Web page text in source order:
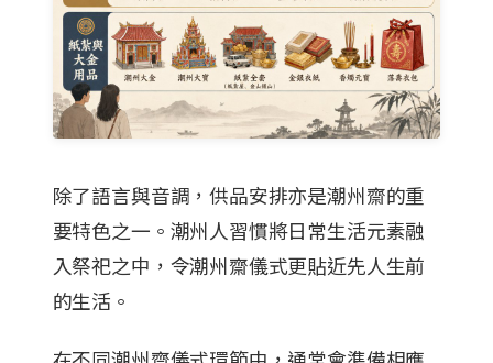
除了語言與音調，供品安排亦是潮州齋的重
要特色之一。潮州人習慣將日常生活元素融
入祭祀之中，令潮州齋儀式更貼近先人生前
的生活。